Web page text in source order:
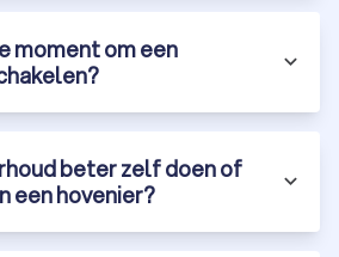
tuin. Vraag vandaag nog gratis
en ontdek de mogelijkheden in
moment om een
beter zelf doen of
een hovenier?